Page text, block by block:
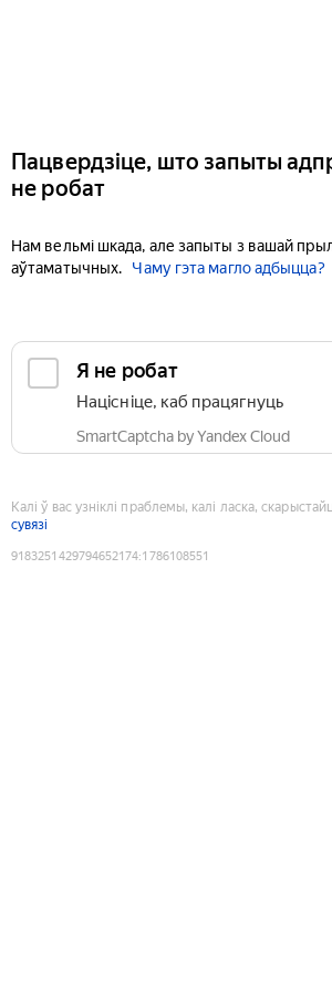
Пацвердзіце, што запыты
не робат
Нам вельмі шкада, але запыты з вашай
аўтаматычных.
Чаму гэта магло адбыцца?
Я не робат
Націсніце, каб працягнуць
SmartCaptcha by Yandex Cloud
Калі ў вас узніклі праблемы, калі ласка,
сувязі
9183251429794652174:1786108551